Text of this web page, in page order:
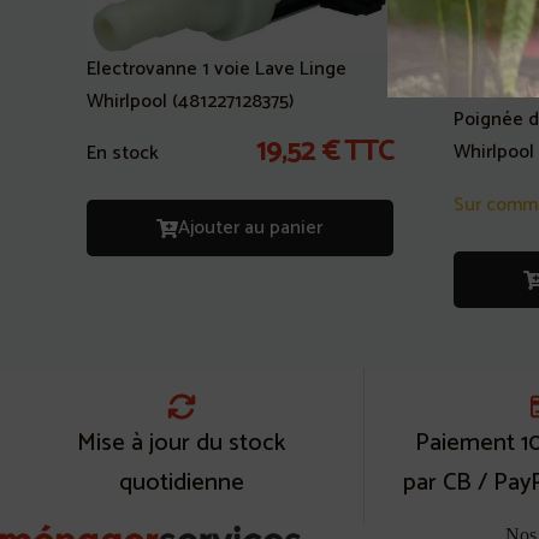
Electrovanne 1 voie Lave Linge
Whirlpool (481227128375)
En stock
19,52€TTC
Ajouter au panier
Poignée
Whirlpool
Sur
Mise à jour du stock
quotidienne
Paiement
par CB /